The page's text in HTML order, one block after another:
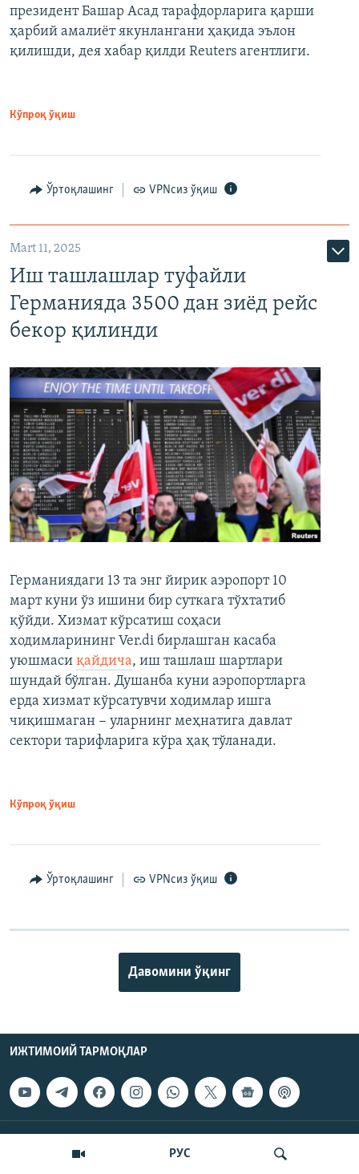
РУС
президент Башар Асад тарафдорларига қарши
ҳарбий амалиёт якунлангани ҳақида эълон
қилишди, дея хабар қилди Reuters агентлиги.
Кўпроқ ўқиш
Ўртоқлашинг VPNсиз ўқиш
Mart 11, 2025
Иш ташлашлар туфайли
Германияда 3500 дан зиёд рейс
бекор қилинди
Германиядаги 13 та энг йирик аэропорт 10
март куни ўз ишини бир суткага тўхтатиб
қўйди. Хизмат кўрсатиш соҳаси
ходимларининг Ver.di бирлашган касаба
уюшмаси қайдича, иш ташлаш шартлари
шундай бўлган. Душанба куни аэропортларга
ерда хизмат кўрсатувчи ходимлар ишга
чиқишмаган − уларнинг меҳнатига давлат
сектори тарифларига кўра ҳақ тўланади.
Кўпроқ ўқиш
Ўртоқлашинг VPNсиз ўқиш
Давомини ўқинг
ИЖТИМОИЙ ТАРМОҚЛАР